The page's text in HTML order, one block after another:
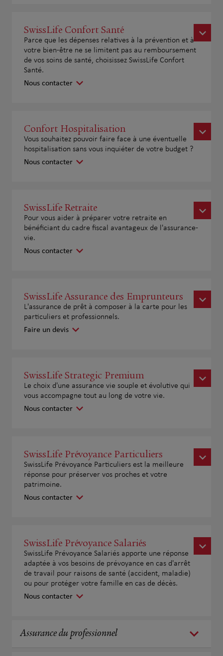
SwissLife Confort Santé
Parce que les dépenses relatives à la prévention et à
votre bien-être ne se limitent pas au remboursement
de vos soins de santé, choisissez SwissLife Confort
Santé.
Nous contacter
Confort Hospitalisation
Vous souhaitez pouvoir faire face à une éventuelle
hospitalisation sans vous inquiéter de votre budget ?
Nous contacter
SwissLife Retraite
Pour vous aider à préparer votre retraite en
bénéficiant du cadre fiscal avantageux de l'assurance-
vie.
Nous contacter
SwissLife Assurance des Emprunteurs
L'assurance de prêt à composer à la carte pour les
particuliers et professionnels.
Faire un devis
SwissLife Strategic Premium
Le choix d'une assurance vie souple et évolutive qui
vous accompagne tout au long de votre vie.
Nous contacter
SwissLife Prévoyance Particuliers
SwissLife Prévoyance Particuliers est la meilleure
réponse pour préserver vos proches et votre
patrimoine.
Nous contacter
SwissLife Prévoyance Salariés
SwissLife Prévoyance Salariés apporte une réponse
adaptée à vos besoins de prévoyance en cas d'arrêt
de travail pour raisons de santé (accident, maladie)
ou pour protéger votre famille en cas de décès.
Nous contacter
Assurance du professionnel